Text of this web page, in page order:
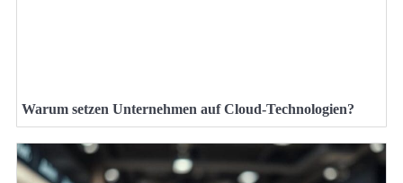
Warum setzen Unternehmen auf Cloud-Technologien?